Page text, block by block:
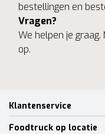
bestellingen en
Vragen?
We helpen je
op.
Klantenservice
Foodtruck op locatie